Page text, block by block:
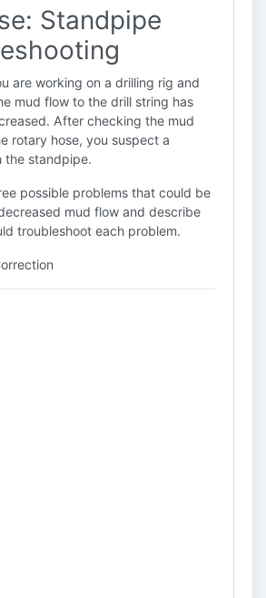
Standpipe
are working on a drilling rig and
mud flow to the drill string has
After checking the mud
rotary hose, you suspect a
the standpipe.
possible problems that could be
mud flow and describe
troubleshoot each problem.